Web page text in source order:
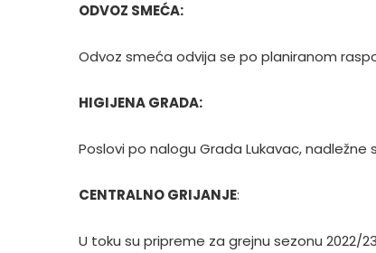
ODVOZ SMEĆA:
Odvoz smeća odvija se po planiranom
HIGIJENA GRADA:
Poslovi po nalogu Grada Lukavac, nadležne
CENTRALNO GRIJANJE:
U toku su pripreme za grejnu sezonu 2022/